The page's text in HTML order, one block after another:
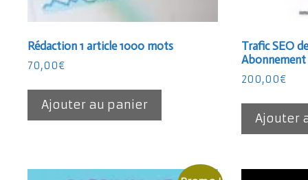
Rédaction 1 article 1000 mots
70,00€
Ajouter au panier
Trafic SEO
200,00€
Ajouter